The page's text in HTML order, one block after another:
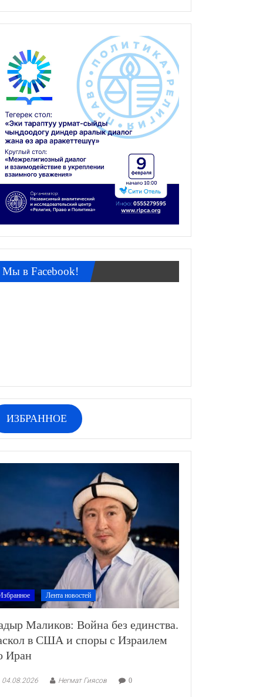
Мы в Facebook!
ИЗБРАННОЕ
Лента новостей
Маликов: Война без единства.
в США и споры с Израилем
Иран
04.08.2026 Негмат Гиясов 0